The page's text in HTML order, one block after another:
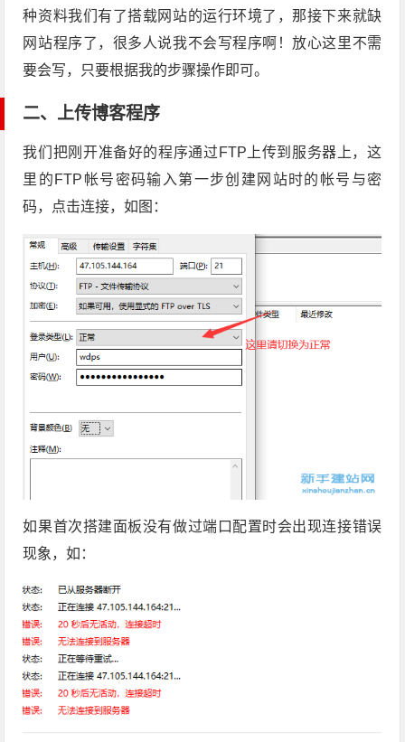
种资料我们有了搭载网站的运行环境了，那接下来就缺
网站程序了，很多人说我不会写程序啊！放心这里不需
要会写，只要根据我的步骤操作即可。
二、上传博客程序
我们把刚开准备好的程序通过FTP上传到服务器上，这
里的FTP帐号密码输入第一步创建网站时的帐号与密
码，点击连接，如图：
如果首次搭建面板没有做过端口配置时会出现连接错误
现象，如：